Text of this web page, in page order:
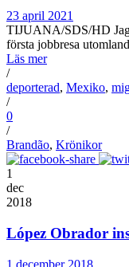
23 april 2021
TIJUANA/SDS/HD Jag
första jobbresa
Läs mer
/
deporterad, Mexiko,
/
0
/
Brandão, Krönikor
1
dec
2018
López Obrador
1 december 2018